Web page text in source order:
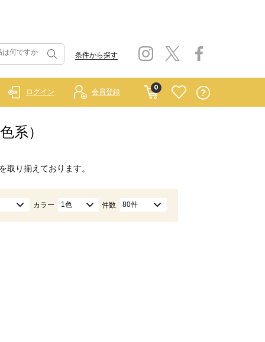
条件から探す
0
ログイン 会員登録
系）
取り揃えております。
カラー 1色 件数 80件